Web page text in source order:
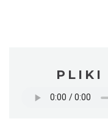
PLIKI